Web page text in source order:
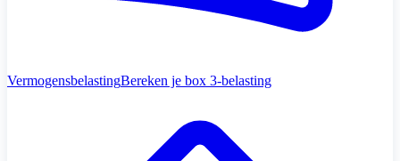
VermogensbelastingBereken je box 3-belasting